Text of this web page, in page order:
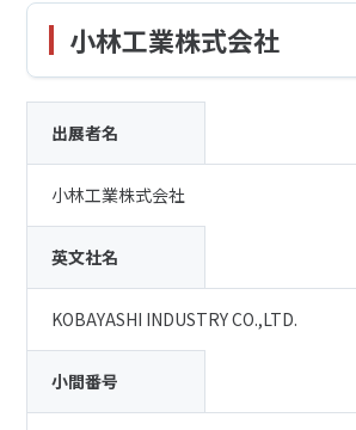
小林工業株式会社
出展者名
小林工業株式会社
英文社名
KOBAYASHI INDUSTRY CO.,LTD.
小間番号